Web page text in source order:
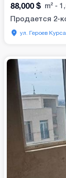
88,000 $ m² -
Продается 2-
ул. Героев